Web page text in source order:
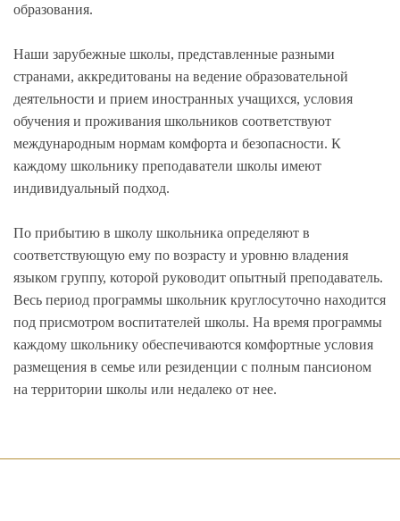
образования.
Наши зарубежные школы, представленные разными
странами, аккредитованы на ведение образовательной
деятельности и прием иностранных учащихся, условия
обучения и проживания школьников соответствуют
международным нормам комфорта и безопасности. К
каждому школьнику преподаватели школы имеют
индивидуальный подход.
По прибытию в школу школьника определяют в
соответствующую ему по возрасту и уровню владения
языком группу, которой руководит опытный преподаватель.
Весь период программы школьник круглосуточно находится
под присмотром воспитателей школы. На время программы
каждому школьнику обеспечиваются комфортные условия
размещения в семье или резиденции с полным пансионом
на территории школы или недалеко от нее.